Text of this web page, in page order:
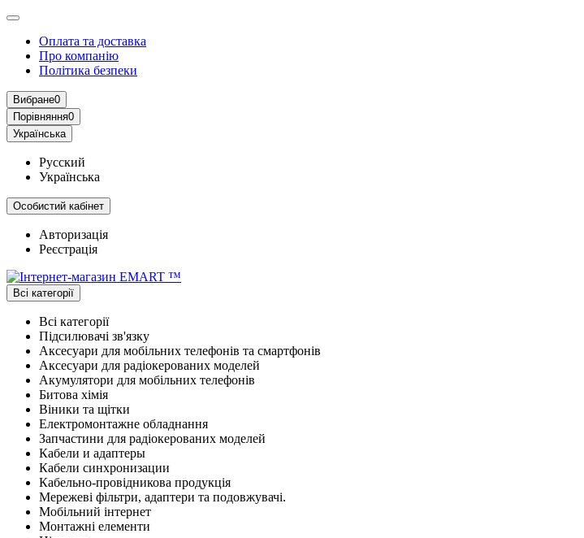
Оплата та доставка
Про компанію
Політика безпеки
Вибране0
Порівняння0
Українська
Русский
Українська
Особистий кабінет
Авторизація
Реєстрація
Всі категорії
Всі категорії
Підсилювачі зв'язку
Аксесуари для мобільних телефонів та смартфонів
Аксесуари для радіокерованих моделей
Акумулятори для мобільних телефонів
Битова хімія
Віники та щітки
Електромонтажне обладнання
Запчастини для радіокерованих моделей
Кабели и адаптеры
Кабели синхронизации
Кабельно-провідникова продукція
Мережеві фільтри, адаптери та подовжувачі.
Мобільний інтернет
Монтажні елементи